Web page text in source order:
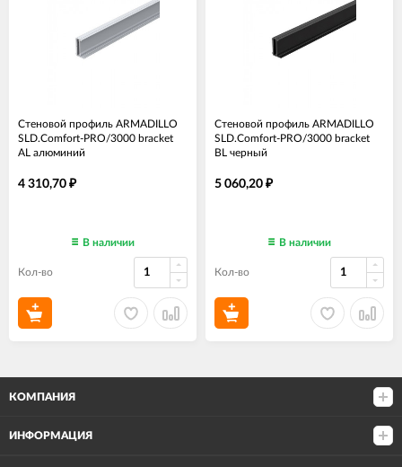
Стеновой профиль ARMADILLO
SLD.Comfort-PRO/3000 bracket
AL алюминий
4 310,70 ₽
В наличии
Кол-во
Стеновой профиль ARMADILLO
SLD.Comfort-PRO/3000 bracket
BL черный
5 060,20 ₽
В наличии
Кол-во
КОМПАНИЯ
ИНФОРМАЦИЯ